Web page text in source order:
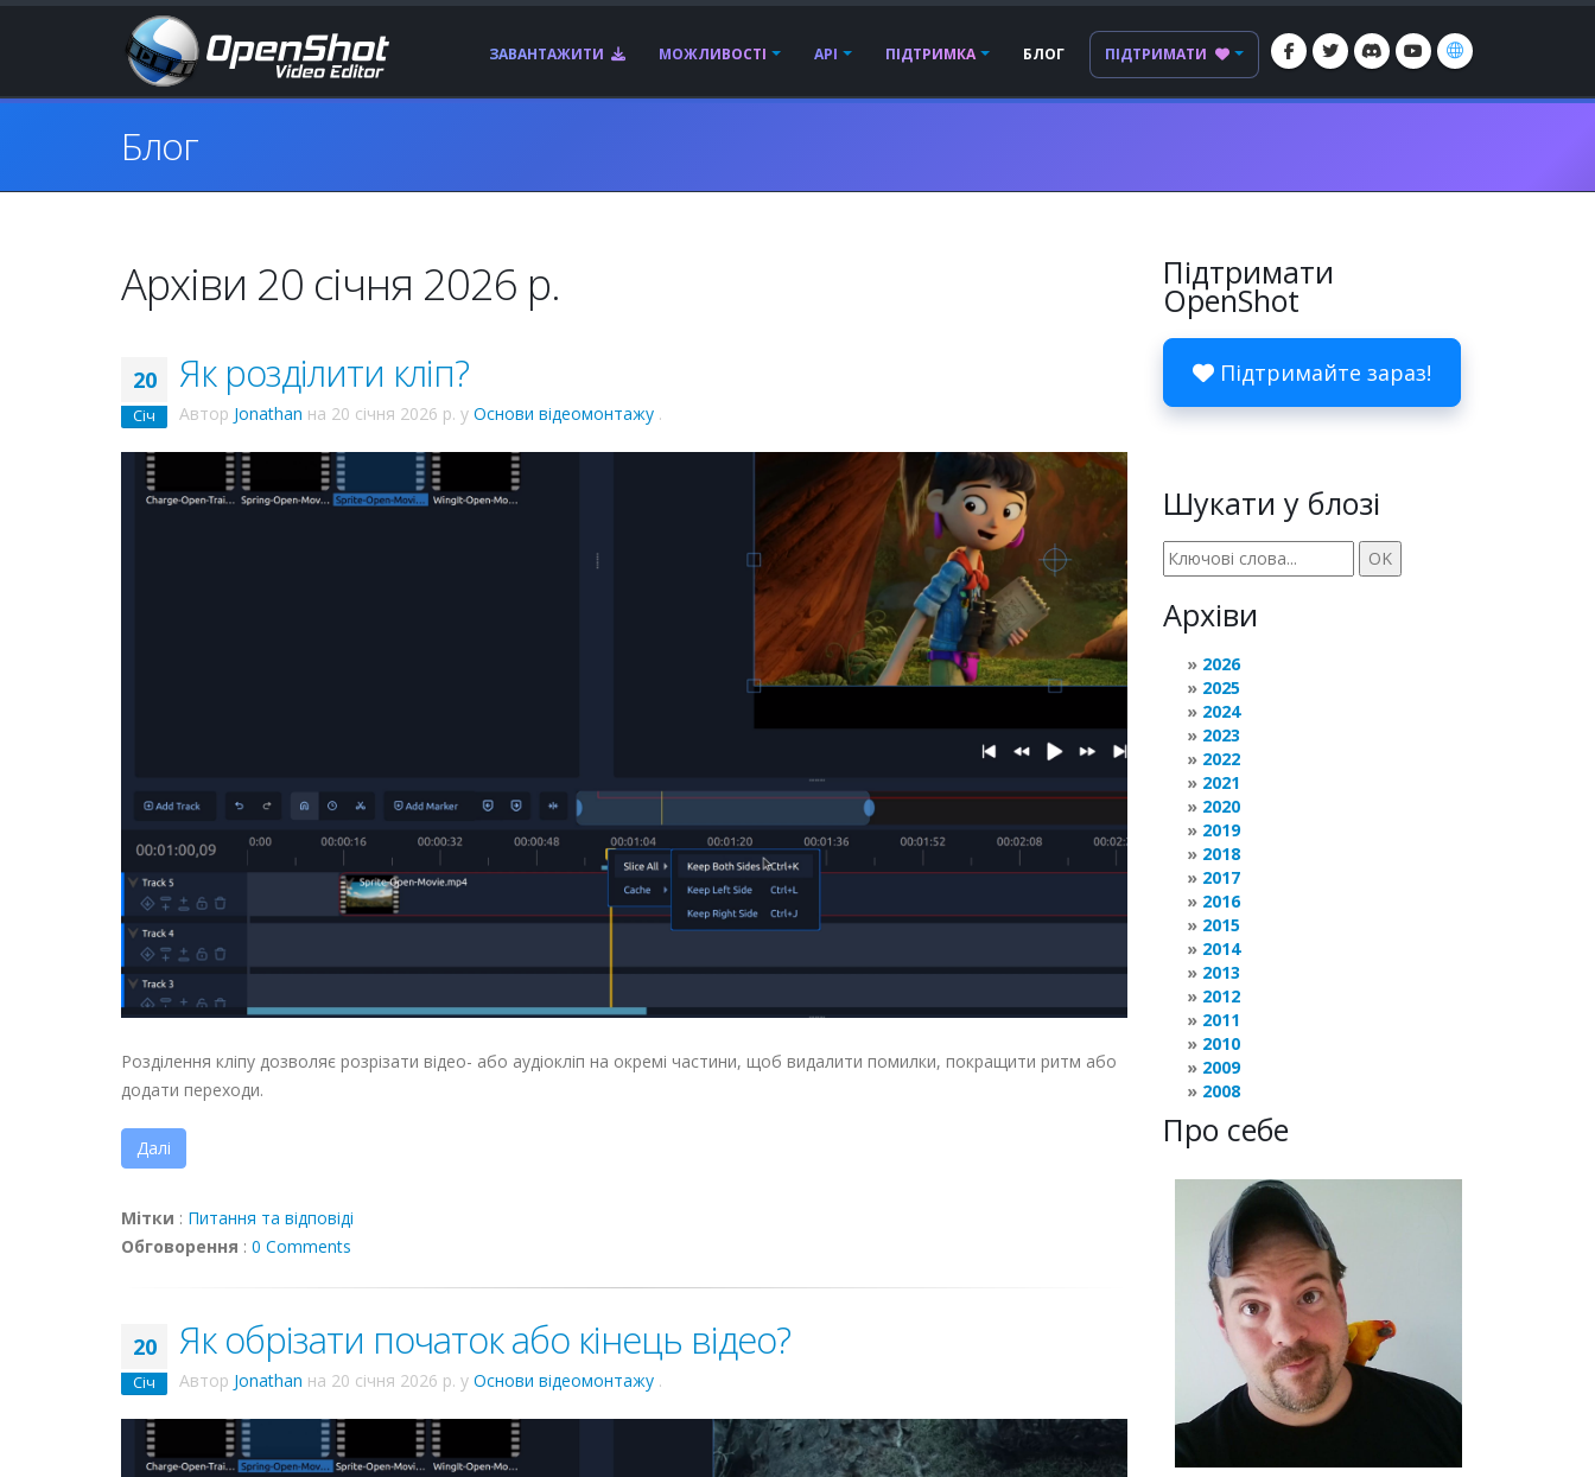
ЗАВАНТАЖИТИ МОЖЛИВОСТІ API ПІДТРИМКА БЛОГ ПІДТРИМАТИ
Блог
Архіви 20 січня 2026 р.
20
Січ
Як розділити кліп?
Автор Jonathan на 20 січня 2026 р. у Основи відеомонтажу .
Розділення кліпу дозволяє розрізати відео- або аудіокліп на окремі частини, щоб видалити помилки, покращити ритм або
додати переходи.
Далі
Мітки : Питання та відповіді
Обговорення : 0 Comments
20
Січ
Як обрізати початок або кінець відео?
Автор Jonathan на 20 січня 2026 р. у Основи відеомонтажу .
Підтримати
OpenShot
Підтримайте зараз!
Шукати у блозі
Архіви
2026
2025
2024
2023
2022
2021
2020
2019
2018
2017
2016
2015
2014
2013
2012
2011
2010
2009
2008
Про себе